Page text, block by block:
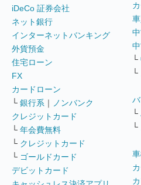
iDeCo 証券会社
ネット銀行
インターネットバンキング
外貨預金
住宅ローン
FX
カードローン
└ 銀行系 ｜
ノンバンク
クレジットカード
└ 年会費無料
└ クレジットカード
└ ゴールドカード
デビットカード
└
└
└
└